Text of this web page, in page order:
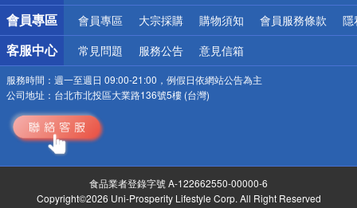
會員專區 會員專區 大宗採購 購物須知 會員服務條款 隱
客服中心 常見問題 服務公告 意見信箱
服務時間： 週一至週日 09:00-21:00，例假日依網站公告為主
公司地址： 台北市北投區大業路136號5樓 (台灣)
食品業者登錄字號 A-122662550-00000-6
Copyright©2026 Uni-Prosperity Lifestyle Corp. All Right Reserved